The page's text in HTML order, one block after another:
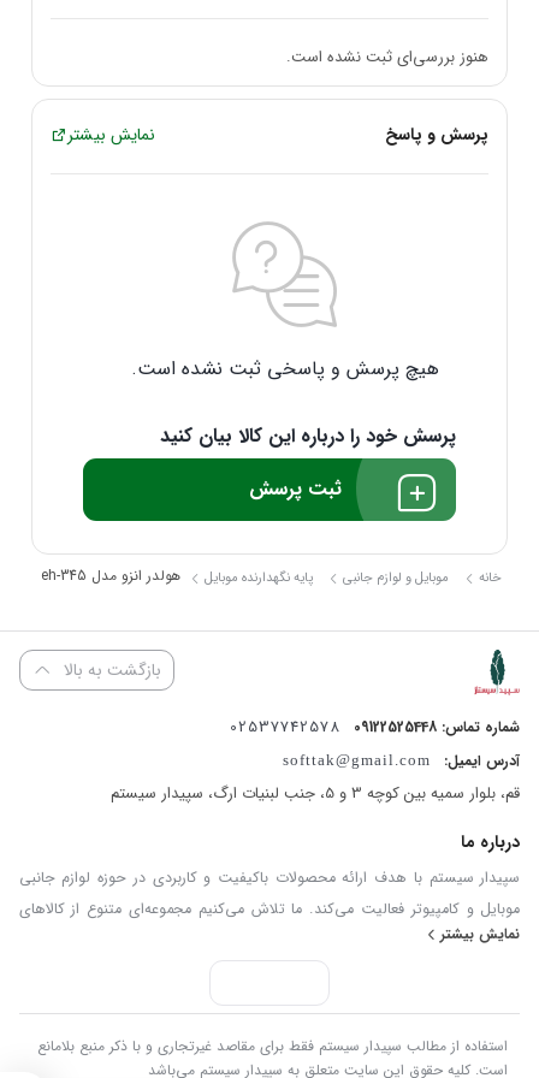
نصب آسان: طراحی این هولدر به گونه‌ای است که نصب و
راه‌اندازی آن ساده و سریع انجام می‌شود.
قابلیت نگهداری از وسایل مختلف: مانند گوشی‌های تلفن همراه،
الکترونیکی به طور منظم و در دسترس.
: می‌توان از آن برای نگهداری از دستگاه‌های مختلف
در آشپزخانه یا اتاق نشیمن استفاده کرد.
الکترونیکی در کلاس‌های درس.
نتیجه‌گیری:
هولدر انزو مدل EH-345 با ویژگی‌ها و طراحی منحصر به فردش یک
انتخاب مناسب برای افرادی است که به دنبال یک ابزار کارآمد و کارآمد
هستند. مطمئناً با استفاده از این هولدر می‌توانید نظم را در محیط کار
یا منزل یا خودرو خود بالا ببرید.
هنوز بررسی‌ای ثبت نشده است.
پرسش و پاسخ نمایش بیشتر
هیچ پرسش و پاسخی ثبت نشده است.
پرسش خود را درباره این کالا بیان کنید
ثبت پرسش
خانه موبایل و لوازم جانبی پایه نگهدارنده موبایل هولدر انزو مدل eh-345
بازگشت به بالا
شماره تماس: 09122525448 02537742578
آدرس ایمیل: softtak@gmail.com
قم، بلوار سمیه بین کوچه 3 و 5، جنب لبنیات ارگ، سپیدار سیستم
درباره ما
سپیدار سیستم با هدف ارائه محصولات باکیفیت و کاربردی در حوزه لوازم جانبی
موبایل و کامپیوتر فعالیت می‌کند. ما تلاش می‌کنیم مجموعه‌ای متنوع از کالاهای
به‌روز و استاندارد را فراهم کنیم تا تجربه‌ای مطمئن و رضایت‌بخش از خرید آنلاین
داشته باشید. در سپیدار سیستم، کیفیت کالا، قیمت منصفانه و پاسخگویی
مسئولانه سه اصل مهم ما هستند. تمامی سفارش‌ها در کوتاه‌ترین زمان ممکن
پردازش و ارسال می‌شوند و تیم پشتیبانی ما آماده پاسخگویی به سوالات و پیگیری
درخواست‌های شماست. با سپیدار سیستم، خریدی ساده، سریع و مطمئن را تجربه
نمایش بیشتر
استفاده از مطالب سپیدار سیستم فقط برای مقاصد غیرتجاری و با ذکر منبع بلامانع
است. کلیه حقوق این سایت متعلق به سپیدار سیستم می‌باشد